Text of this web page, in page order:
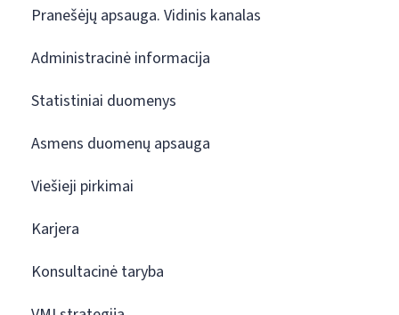
Pranešėjų apsauga. Vidinis kanalas
Administracinė informacija
Statistiniai duomenys
Asmens duomenų apsauga
Viešieji pirkimai
Karjera
Konsultacinė taryba